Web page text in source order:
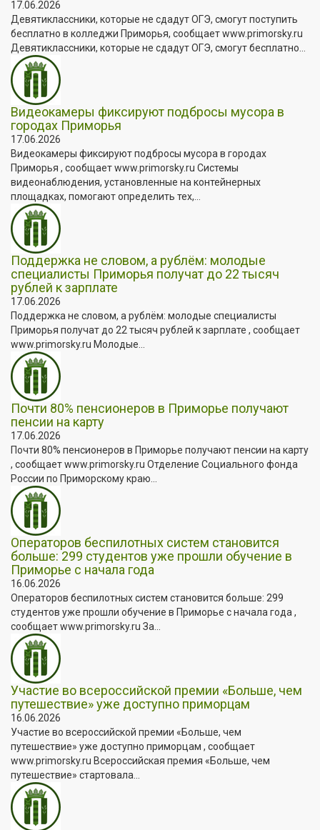
17.06.2026
Девятиклассники, которые не сдадут ОГЭ, смогут поступить
бесплатно в колледжи Приморья, сообщает www.primorsky.ru
Девятиклассники, которые не сдадут ОГЭ, смогут бесплатно...
Видеокамеры фиксируют подбросы мусора в
городах Приморья
17.06.2026
Видеокамеры фиксируют подбросы мусора в городах
Приморья , сообщает www.primorsky.ru Системы
видеонаблюдения, установленные на контейнерных
площадках, помогают определить тех,...
Поддержка не словом, а рублём: молодые
специалисты Приморья получат до 22 тысяч
рублей к зарплате
17.06.2026
Поддержка не словом, а рублём: молодые специалисты
Приморья получат до 22 тысяч рублей к зарплате , сообщает
www.primorsky.ru Молодые...
Почти 80% пенсионеров в Приморье получают
пенсии на карту
17.06.2026
Почти 80% пенсионеров в Приморье получают пенсии на карту
, сообщает www.primorsky.ru Отделение Социального фонда
России по Приморскому краю...
Операторов беспилотных систем становится
больше: 299 студентов уже прошли обучение в
Приморье с начала года
16.06.2026
Операторов беспилотных систем становится больше: 299
студентов уже прошли обучение в Приморье с начала года ,
сообщает www.primorsky.ru За...
Участие во всероссийской премии «Больше, чем
путешествие» уже доступно приморцам
16.06.2026
Участие во всероссийской премии «Больше, чем
путешествие» уже доступно приморцам , сообщает
www.primorsky.ru Всероссийская премия «Больше, чем
путешествие» стартовала...